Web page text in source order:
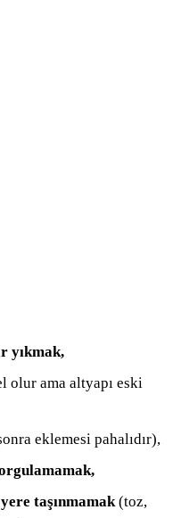
yıkmak,
olur ama altyapı eski
eklemesi pahalıdır),
taşınmamak(toz,